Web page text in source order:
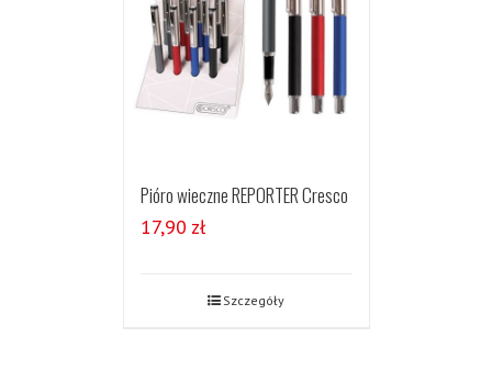
Pióro wieczne REPORTER Cresco
17,90 zł
Szczegóły